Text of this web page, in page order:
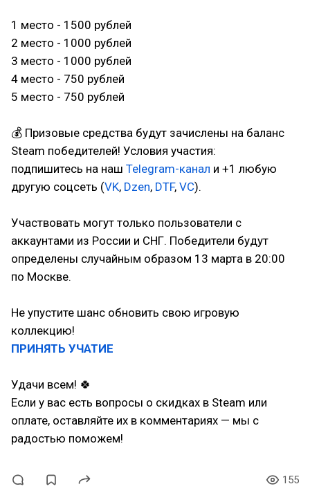
1 место - 1500 рублей
2 место - 1000 рублей
3 место - 1000 рублей
4 место - 750 рублей
5 место - 750 рублей
💰 Призовые средства будут зачислены на баланс
Steam победителей! Условия участия:
подпишитесь на наш Telegram-канал и +1 любую
другую соцсеть (VK, Dzen, DTF, VC).
Участвовать могут только пользователи с
аккаунтами из России и СНГ. Победители будут
определены случайным образом 13 марта в 20:00
по Москве.
Не упустите шанс обновить свою игровую
коллекцию!
ПРИНЯТЬ УЧАТИЕ
Удачи всем! 🍀
Если у вас есть вопросы о скидках в Steam или
оплате, оставляйте их в комментариях — мы с
радостью поможем!
155